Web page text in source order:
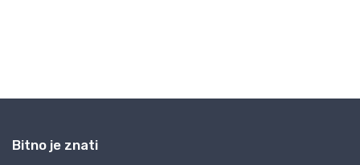
Bitno je znati